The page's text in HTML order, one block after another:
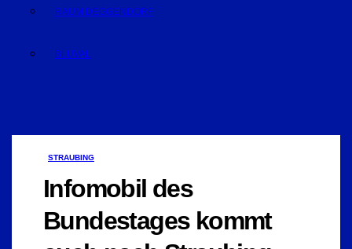
RAUM DEGGENDORF
BLUVAL
STRAUBING
Infomobil des
Bundestages kommt